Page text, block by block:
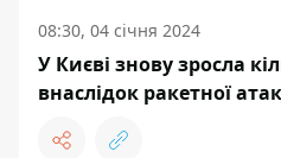
08:30, 04 січня 2024
У Києві знову зросла
внаслідок ракетної